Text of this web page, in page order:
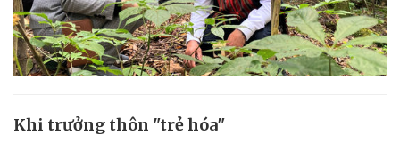
Khi trưởng thôn "trẻ hóa"